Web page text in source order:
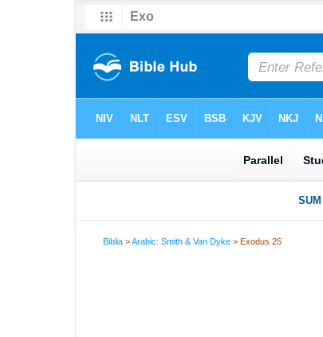
Biblia >Arabic: Smith & Van Dyke > Exodus 25